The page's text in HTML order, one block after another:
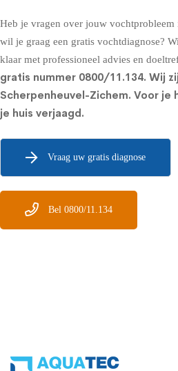
Heb je vragen over jouw
wil je graag een gratis vochtdiagnose?
klaar met professioneel advies en
gratis nummer 0800/11.134. Wij
Scherpenheuvel-Zichem. Voor
je huis verjaagd.
Vraag uw gratis diagnose
Bel 0800/11.134